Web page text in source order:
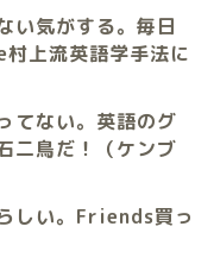
い気がする。毎日
上流英語学手法に
てない。英語のグ
二鳥だ！（ケンブ
しい。Friends買っ